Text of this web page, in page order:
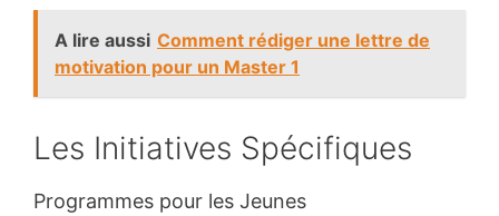
A lire aussi Comment rédiger une lettre de
motivation pour un Master 1
Les Initiatives Spécifiques
Programmes pour les Jeunes